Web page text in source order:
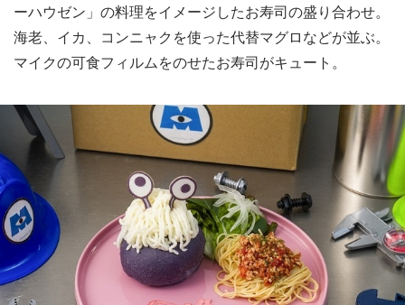
ーハウゼン」の料理をイメージしたお寿司の盛り合わせ。
海老、イカ、コンニャクを使った代替マグロなどが並ぶ。
マイクの可食フィルムをのせたお寿司がキュート。